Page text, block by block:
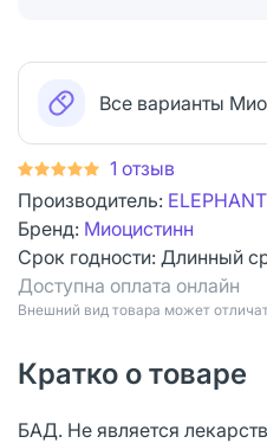
Все варианты
1 отзыв
Производитель:
Бренд: Миоцистинн
Срок годности: Длинный
Доступна оплата онлайн
Bнешний вид товара может
Кратко о товаре
БАД. Не является